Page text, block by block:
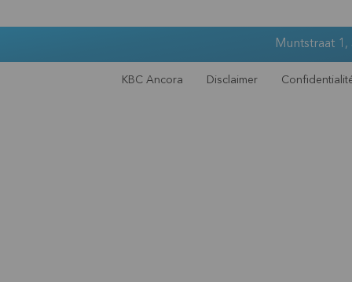
Muntstraat
KBC Ancora Disclaimer